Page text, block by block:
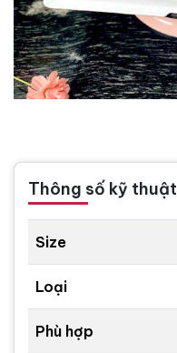
Thông số kỹ thuật
Size
Loại
Phù hợp